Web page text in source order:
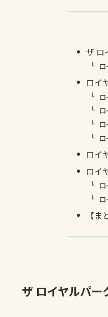
ザ ロ
ロイ
ロイ
ロイ
【
ザ ロイヤルパー